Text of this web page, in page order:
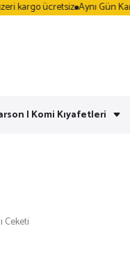
ücretsiz Aynı Gün Kargo
| Komi Kıyafetleri
Ceketi